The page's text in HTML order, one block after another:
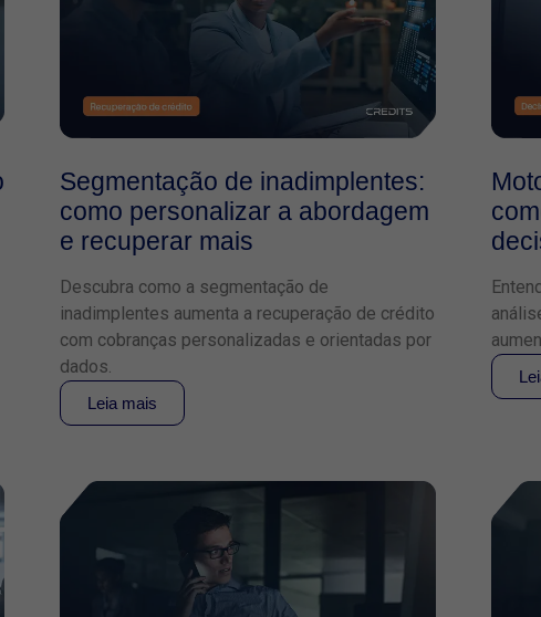
Segmentação de inadimplentes:
como personalizar a abordagem
e recuperar mais
Descubra como a segmentação de
inadimplentes aumenta a recuperação de crédito
com cobranças personalizadas e orientadas por
dados.
Leia mais